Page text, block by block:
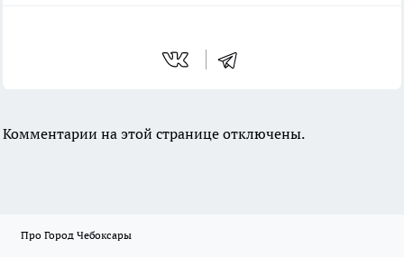
Комментарии на этой странице отключены.
Про Город Чебоксары